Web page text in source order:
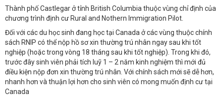
Thành phố Castlegar ở tỉnh British Columbia thuộc vùng chỉ định của
chương trình định cư Rural and Nothern Immigration Pilot.
Đối với các du học sinh đang học tại Canada ở các vùng thuộc chính
sách RNIP có thể nộp hồ sơ xin thường trú nhân ngay sau khi tốt
nghiệp (hoặc trong vòng 18 tháng sau khi tốt nghiệp). Trong khi đó,
trước đây sinh viên phải tích luỹ 1 – 2 năm kinh nghiệm thì mới đủ
điều kiện nộp đơn xin thường trú nhân. Với chính sách mới sẽ dễ hơn,
nhanh hơn và thuận lợi hơn cho sinh viên có mong muốn định cư tại
Canada